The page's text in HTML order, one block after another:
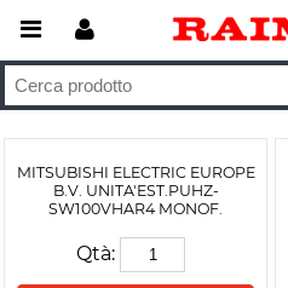
MITSUBISHI ELECTRIC EUROPE
B.V. UNITA'EST.PUHZ-
SW100VHAR4 MONOF.
Qtà: